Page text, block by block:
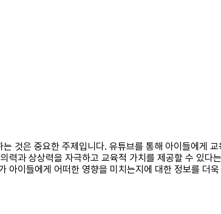
것은 중요한 주제입니다. 유튜브를 통해 아이들에게
력과 상상력을 자극하고 교육적 가치를 제공할 수 있
이들에게 어떠한 영향을 미치는지에 대한 정보를 더